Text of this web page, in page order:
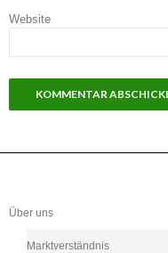
Website
Über uns
Marktverständnis